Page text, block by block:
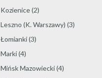
Kozienice(2)
Leszno (K. Warszawy) (3)
Łomianki(3)
Marki(4)
Mińsk Mazowiecki(4)